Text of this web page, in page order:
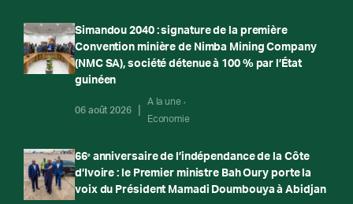
Simandou 2040 : signature de la première
Convention minière de Nimba Mining Company
(NMC SA), société détenue à 100 % par l’État
guinéen
06 août 2026
A la une
Economie
66ᵉ anniversaire de l’indépendance de la Côte
d’Ivoire : le Premier ministre Bah Oury porte la
voix du Président Mamadi Doumbouya à Abidjan